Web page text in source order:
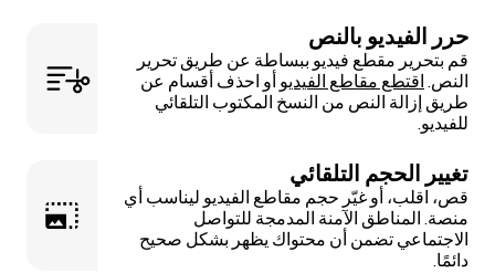
حرر الفيديو بالنص
قم بتحرير مقطع فيديو ببساطة عن طريق تحرير
النص. اقتطع مقاطع الفيديو أو احذف أقسام عن
طريق إزالة النص من النسخ المكتوب التلقائي
للفيديو.
تغيير الحجم التلقائي
قص، اقلب، أو غيّر حجم مقاطع الفيديو ليناسب أي
منصة. المناطق الآمنة المدمجة للتواصل
الاجتماعي تضمن أن محتواك يظهر بشكل صحيح
دائمًا.